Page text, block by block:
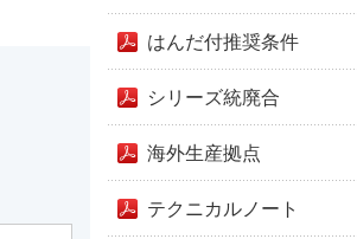
はんだ付推奨条件
シリーズ統廃合
海外生産拠点
テクニカルノート